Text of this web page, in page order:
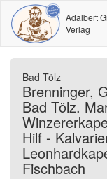
Adalbert
Verlag
Bad Tölz
Brenninger,
Bad Tölz.
Hilf -
Fischbach